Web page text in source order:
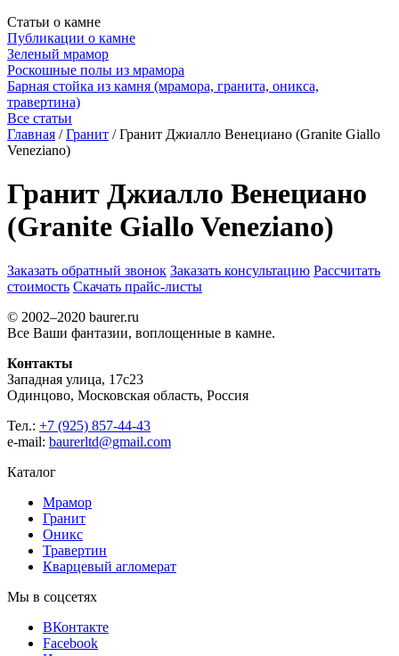
Статьи о камне
Публикации о камне
Зеленый мрамор
Роскошные полы из мрамора
Барная стойка из камня (мрамора, гранита, оникса,
травертина)
Все статьи
Главная / Гранит / Гранит Джиалло Венециано (Granite Giallo
Veneziano)
Гранит Джиалло Венециано
(Granite Giallo Veneziano)
Заказать обратный звонок Заказать консультацию Рассчитать
стоимость Скачать прайс-листы
© 2002–2020 baurer.ru
Все Ваши фантазии, воплощенные в камне.
Контакты
Западная улица, 17с23
Одинцово, Московская область, Россия
Тел.: +7 (925) 857-44-43
e-mail: baurerltd@gmail.com
Каталог
Мрамор
Гранит
Оникс
Травертин
Кварцевый агломерат
Мы в соцсетях
ВКонтакте
Facebook